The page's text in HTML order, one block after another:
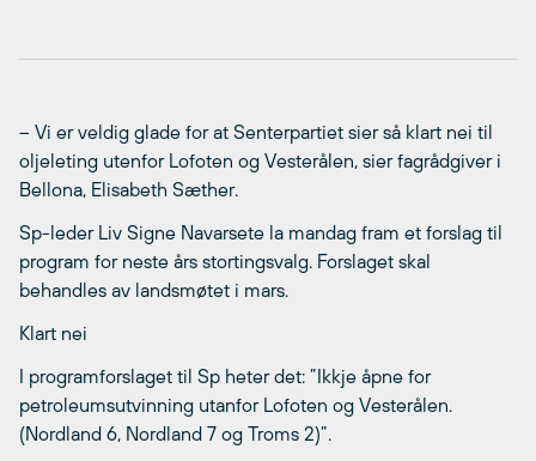
– Vi er veldig glade for at Senterpartiet sier så klart nei til
oljeleting utenfor Lofoten og Vesterålen, sier fagrådgiver i
Bellona, Elisabeth Sæther.
Sp-leder Liv Signe Navarsete la mandag fram et forslag til
program for neste års stortingsvalg. Forslaget skal
behandles av landsmøtet i mars.
Klart nei
I programforslaget til Sp heter det: ”Ikkje åpne for
petroleumsutvinning utanfor Lofoten og Vesterålen.
(Nordland 6, Nordland 7 og Troms 2)”.